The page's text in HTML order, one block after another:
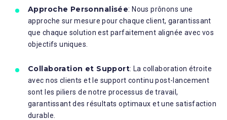
Approche Personnalisée: Nous prônons une
approche sur mesure pour chaque client, garantissant
que chaque solution est parfaitement alignée avec vos
objectifs uniques.
Collaboration et Support: La collaboration étroite
avec nos clients et le support continu post-lancement
sont les piliers de notre processus de travail,
garantissant des résultats optimaux et une satisfaction
durable.